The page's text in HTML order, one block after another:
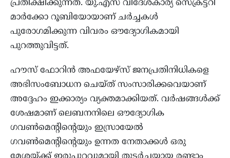
പ്രതീക്ഷിക്കുന്നത്. യു.എസ് വിദേശകാര്യ സെക്രട്ടറി
മാർക്കോ റൂബിയോയാണ് ചർച്ചകൾ
പുരോഗമിക്കുന്ന വിവരം ഔദ്യോഗികമായി
പുറത്തുവിട്ടത്.
ഹൗസ് ഫോറിൻ അഫയേഴ്സ് ജനപ്രതിനിധികളെ
അഭിസംബോധന ചെയ്ത് സംസാരിക്കവെയാണ്
അദ്ദേഹം ഇക്കാര്യം വ്യക്തമാക്കിയത്. വർഷങ്ങൾക്ക്
ശേഷമാണ് ലെബനനിലെ ഔദ്യോഗിക
ഗവൺമെന്റിന്റെയും ഇസ്രായേൽ
ഗവൺമെന്റിന്റെയും ഉന്നത നേതാക്കൾ ഒരു